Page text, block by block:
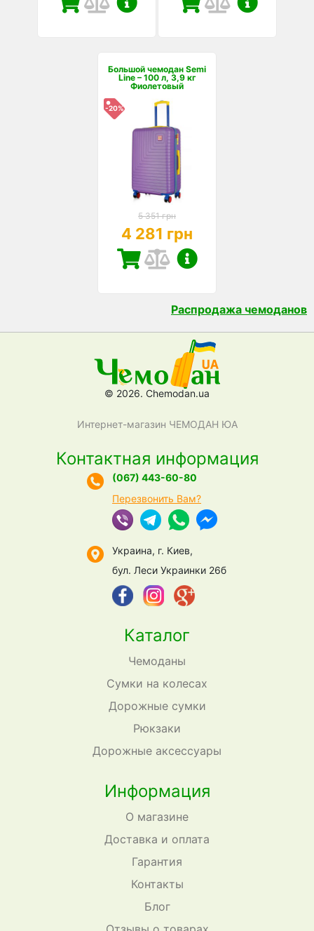
Большой чемодан Semi
Line – 100 л, 3,9 кг
Фиолетовый
-20%
5 351 грн
4 281 грн
Распродажа чемоданов
© 2026. Chemodan.ua
Интернет-магазин ЧЕМОДАН ЮА
Каталог
Чемоданы
Сумки на колесах
Дорожные сумки
Рюкзаки
Дорожные аксессуары
Информация
О магазине
Доставка и оплата
Гарантия
Контакты
Блог
Контактная информация
(067) 443-60-80
Перезвонить Вам?
Украина, г. Киев,
бул. Леси Украинки 26б